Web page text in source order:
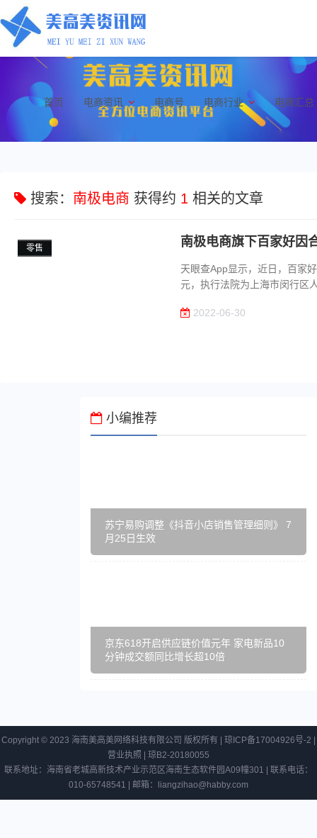
首页 电商资讯 电商号 电商行业 电商汇总
搜索： 南极电商 获得约 1 相关的文章
零售 南极电商旗下百家好因
天眼查App显示，近日，百家
元，执行法院为上海市闵行区
2022-06-30
小编推荐
苏宁易购调整《抖音小店销售管理细则》 7
月25日生效
京东618开启供应链价值元年 家电新品10
分钟成交额同比增长超10倍
Copyright © 2023 海南美高美网络科技有限公司 版权所有 | 琼ICP备17004926号-2
营业执照
琼B2-20180055
联系地址：海南省老城高新技术产业示范区海南生态软件园A09幢301 | 联系电话：
010-65748541 | 邮箱：liangzihao@habby.com